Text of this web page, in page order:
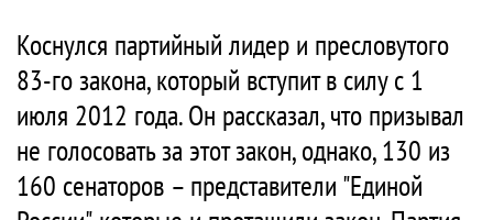
Коснулся партийный лидер и пресловутого
83-го закона, который вступит в силу с 1
июля 2012 года. Он рассказал, что призывал
не голосовать за этот закон, однако, 130 из
160 сенаторов – представители "Единой